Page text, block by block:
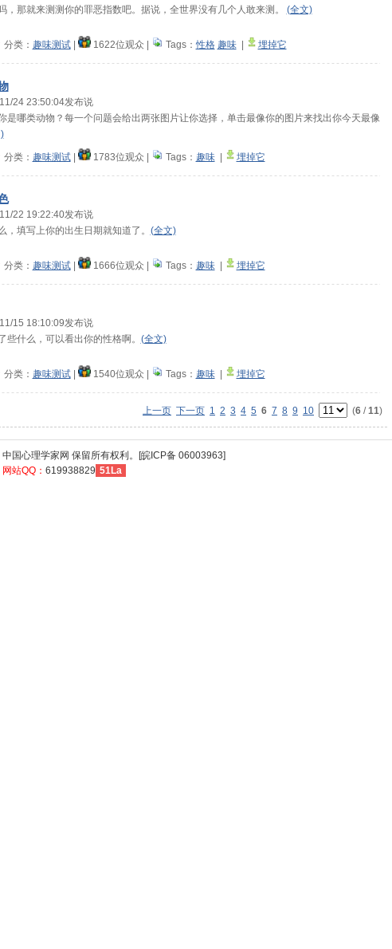
，那就来测测你的罪恶指数吧。据说，全世界没有几个人敢来测。 (全文)
分类： 趣味测试| 1622位观众 Tags：性格 趣味| 埋掉它
24 23:50:04发布说
是哪类动物？每一个问题会给出两张图片让你选择，单击最像你的图片来找出你今天最像
分类： 趣味测试| 1783位观众 Tags： 趣味| 埋掉它
22 19:22:40发布说
，填写上你的出生日期就知道了。 (全文)
分类： 趣味测试| 1666位观众 Tags： 趣味| 埋掉它
15 18:10:09发布说
些什么，可以看出你的性格啊。 (全文)
分类： 趣味测试| 1540位观众 Tags： 趣味| 埋掉它
上一页 下一页 1 2 3 4 5 6 7 8 9 10 (6 /11)
中国心理学家网 保留所有权利。[皖ICP备 06003963]
网站QQ： 619938829 51La